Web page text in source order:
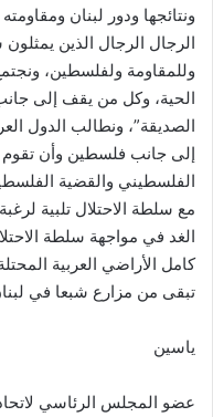
ونتائجها ودور لبنان
الرجال الرجال الذين
وللمقاومة ولفلسطين،
الحية، وكل من يقف إلى
الصديقة”، ونطالب الدول
إلى جانب فلسطين وأن تقوم
الفلسطيني والقضية
مع سلطة الاحتلال تلبية
الغد في مواجهة سلطة
كامل الأراضي العربية
تبقى من مزارع شبعا في
ياسين
عضو المجلس الرئاسي